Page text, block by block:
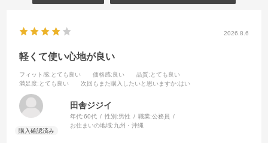
2026.8.6
軽くて使い心地が良い
フィット感:とても良い 価格感:良い 品質:とても良い
満足度:とても良い 次回もまた購入したいと思いますか:はい
田舎ジジイ
年代:60代 性別:男性 職業:公務員
お住まいの地域:九州・沖縄